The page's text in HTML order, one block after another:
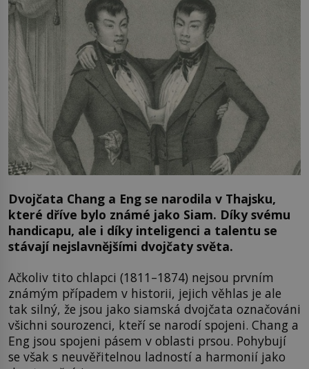
Dvojčata Chang a Eng se narodila v Thajsku,
které dříve bylo známé jako Siam. Díky svému
handicapu, ale i díky inteligenci a talentu se
stávají nejslavnějšími dvojčaty světa.
Ačkoliv tito chlapci (1811–1874) nejsou prvním
známým případem v historii, jejich věhlas je ale
tak silný, že jsou jako siamská dvojčata označováni
všichni sourozenci, kteří se narodí spojeni. Chang a
Eng jsou spojeni pásem v oblasti prsou. Pohybují
se však s neuvěřitelnou ladností a harmonií jako